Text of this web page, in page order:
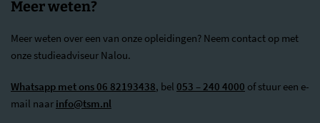
Meer weten?
Meer weten over een van onze opleidingen? Neem contact op met
onze studieadviseur Nalou.
Whatsapp met ons 06 82193438, bel 053 – 240 4000 of stuur een e-
mail naar info@tsm.nl